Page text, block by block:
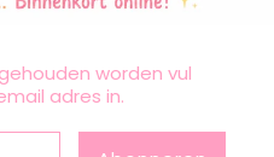
worden vul
adres in.